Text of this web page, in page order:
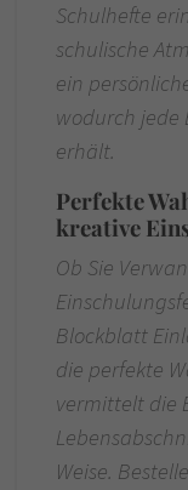
Schulhefte
schulische
ein
wodurch jede
erhält.
Perfekte
kreative
Ob Sie
Blockblatt
die perfekte
vermittelt die
Weise.